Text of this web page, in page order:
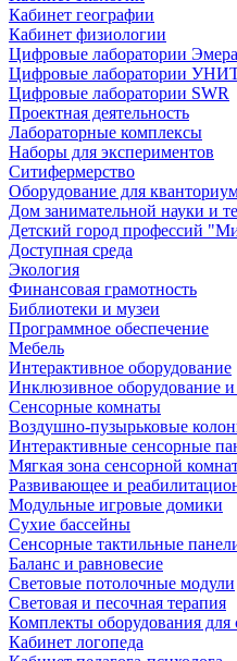
Кабинет географии
Кабинет физиологии
Цифровые лаборатории
Цифровые лаборатории
Цифровые лаборатории SWR
Проектная деятельность
Лабораторные комплексы
Наборы для экспериментов
Ситифермерство
Оборудование для
Дом занимательной науки и
Детский город профессий
Доступная среда
Экология
Финансовая грамотность
Библиотеки и музеи
Программное обеспечение
Мебель
Интерактивное оборудование
Инклюзивное оборудование
Cенсорные комнаты
Воздушно-пузырьковые
Интерактивные сенсорные
Мягкая зона сенсорной
Развивающее и
Модульные игровые домики
Сухие бассейны
Сенсорные тактильные
Баланс и равновесие
Световые потолочные модули
Световая и песочная терапия
Комплекты оборудования для
Кабинет логопеда